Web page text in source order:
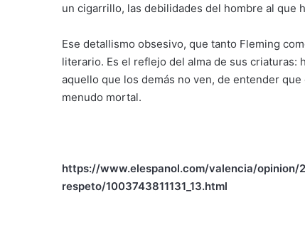
un cigarrillo, las debilidades del hombre al que
Ese detallismo obsesivo, que tanto Fleming
literario. Es el reflejo del alma de sus
aquello que los demás no ven, de entender
menudo mortal.
https://www.elespanol.com/valencia/
respeto/1003743811131_13.html